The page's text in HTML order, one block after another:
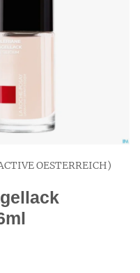
OESTERREICH)